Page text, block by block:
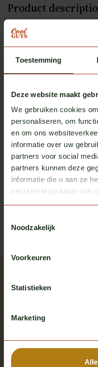
Toestemming
Deze website maakt
We gebruiken cookies
personaliseren, om
en om ons
informatie over uw
partners voor social
partners kunnen deze
informatie die u aan ze
verzameld op basis van
Noodzakelijk
Voorkeuren
Statistieken
Marketing
Product
ClearDefend
(PPF) for Volvo
Vepro Oy
Dirt deflectors
In stock
Heb je vragen
Of heb je hulp nodig bij
graag!
neem contact op
Bekijk alle producten
Multiple options